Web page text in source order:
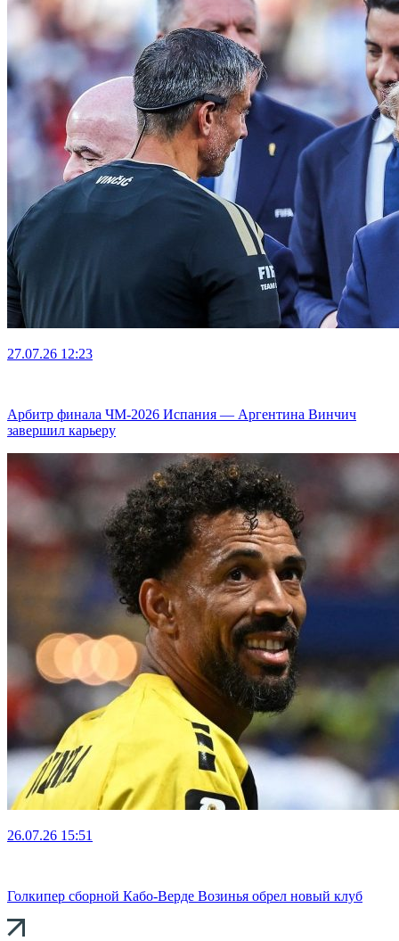
27.07.26 12:23
Арбитр финала ЧМ-2026 Испания — Аргентина Винчич
завершил карьеру
26.07.26 15:51
Голкипер сборной Кабо-Верде Возинья обрел новый клуб